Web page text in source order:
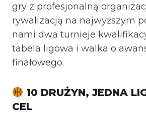
gry z profesjonalną
rywalizacją na najwyższym
nami dwa turnieje
tabela ligowa i walka o
finałowego.
10 DRUŻYN, JEDNA
CEL